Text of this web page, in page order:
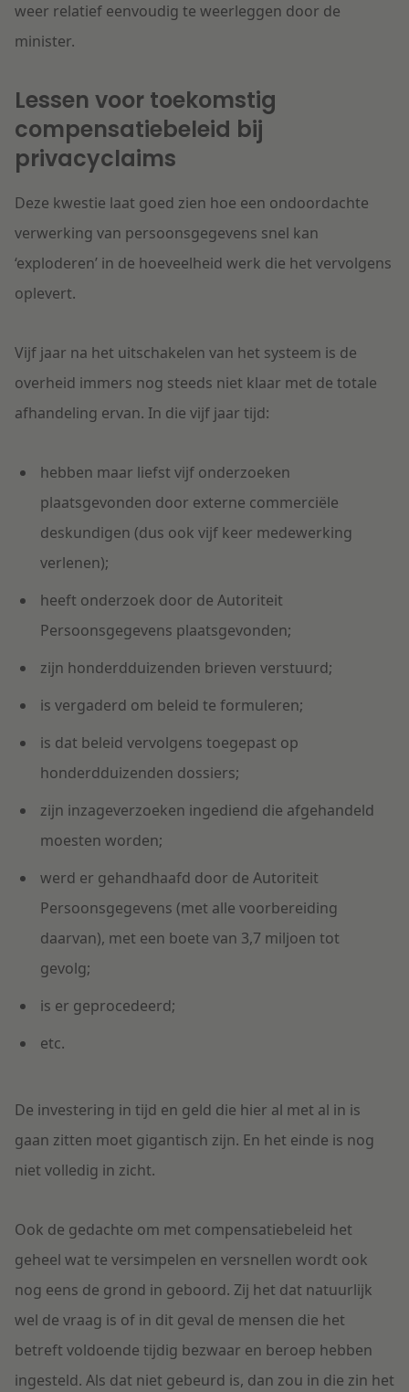
weer relatief eenvoudig te weerleggen door de
minister.
Lessen voor toekomstig
compensatiebeleid bij
privacyclaims
Deze kwestie laat goed zien hoe een ondoordachte
verwerking van persoonsgegevens snel kan
‘exploderen’ in de hoeveelheid werk die het vervolgens
oplevert.
Vijf jaar na het uitschakelen van het systeem is de
overheid immers nog steeds niet klaar met de totale
afhandeling ervan. In die vijf jaar tijd:
hebben maar liefst vijf onderzoeken
plaatsgevonden door externe commerciële
deskundigen (dus ook vijf keer medewerking
verlenen);
heeft onderzoek door de Autoriteit
Persoonsgegevens plaatsgevonden;
zijn honderdduizenden brieven verstuurd;
is vergaderd om beleid te formuleren;
is dat beleid vervolgens toegepast op
honderdduizenden dossiers;
zijn inzageverzoeken ingediend die afgehandeld
moesten worden;
werd er gehandhaafd door de Autoriteit
Persoonsgegevens (met alle voorbereiding
daarvan), met een boete van 3,7 miljoen tot
gevolg;
is er geprocedeerd;
etc.
De investering in tijd en geld die hier al met al in is
gaan zitten moet gigantisch zijn. En het einde is nog
niet volledig in zicht.
Ook de gedachte om met compensatiebeleid het
geheel wat te versimpelen en versnellen wordt ook
nog eens de grond in geboord. Zij het dat natuurlijk
wel de vraag is of in dit geval de mensen die het
betreft voldoende tijdig bezwaar en beroep hebben
ingesteld. Als dat niet gebeurd is, dan zou in die zin het